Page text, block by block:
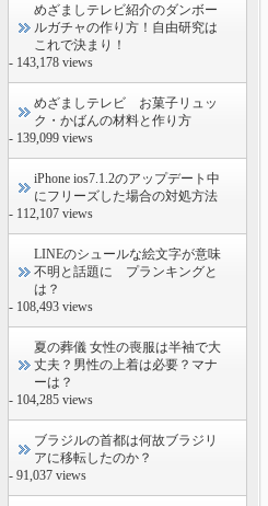
めざましテレビ紹介のダンボー
ルガチャの作り方！自由研究は
これで決まり！
- 143,178 views
めざましテレビ お菓子リュッ
ク・かばんの材料と作り方
- 139,099 views
iPhone ios7.1.2のアップデート中
にフリーズした場合の対処方法
- 112,107 views
LINEのシュールな絵文字が意味
不明と話題に プランキングと
は？
- 108,493 views
夏の葬儀 女性の喪服は半袖で大
丈夫？男性の上着は必要？マナ
ーは？
- 104,285 views
ブラジルの首都は何故ブラジリ
アに移転したのか？
- 91,037 views